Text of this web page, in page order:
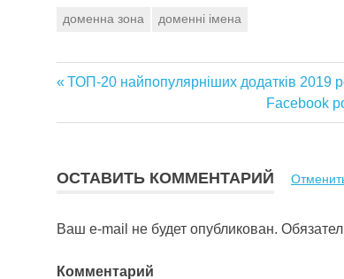
доменна зона доменні імена
записям
Предыдущая
ТОП-20 найпопулярніших додатків 2019
запись:
Facebook
ОСТАВИТЬ КОММЕНТАРИЙ
Ваш e-mail не будет опубликован.
Комментарий